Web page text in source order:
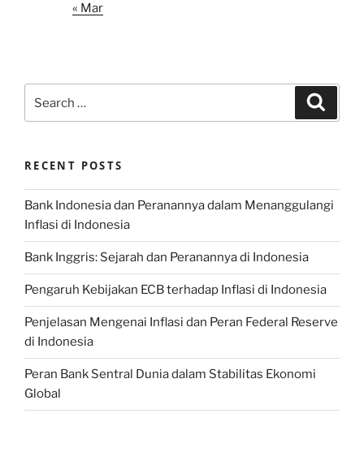
« Mar
for:
RECENT POSTS
Bank Indonesia dan Peranannya dalam Menanggulangi
Inflasi di Indonesia
Bank Inggris: Sejarah dan Peranannya di Indonesia
Pengaruh Kebijakan ECB terhadap Inflasi di Indonesia
Penjelasan Mengenai Inflasi dan Peran Federal Reserve
di Indonesia
Peran Bank Sentral Dunia dalam Stabilitas Ekonomi
Global